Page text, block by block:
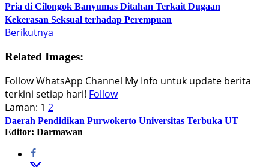
Pria di Cilongok Banyumas Ditahan Terkait Dugaan
Kekerasan Seksual terhadap Perempuan
Berikutnya
Related Images:
Follow WhatsApp Channel My Info untuk update berita
terkini setiap hari! Follow
Laman: 1 2
Daerah Pendidikan Purwokerto Universitas Terbuka UT
Editor: Darmawan